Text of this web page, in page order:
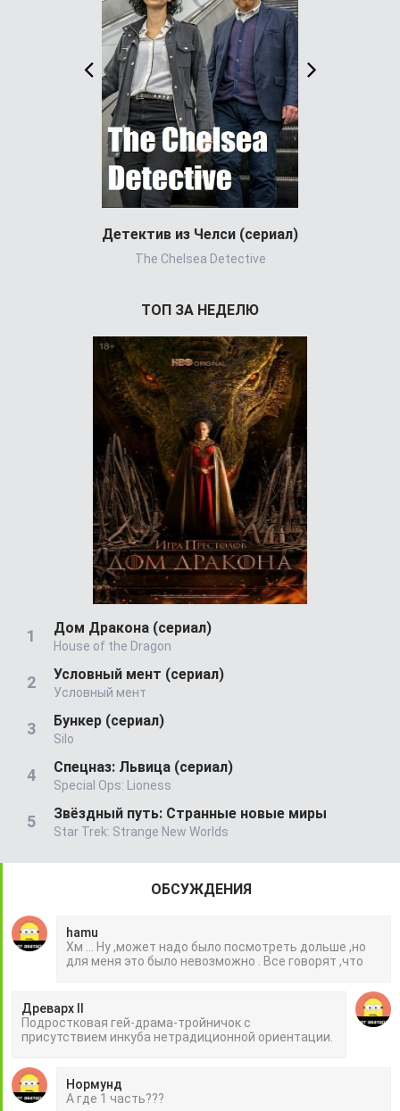
Детектив из Челси (сериал)
The Chelsea Detective
ТОП ЗА НЕДЕЛЮ
Дом Дракона (сериал)
House of the Dragon
Условный мент (сериал)
Условный мент
Бункер (сериал)
Silo
Спецназ: Львица (сериал)
Special Ops: Lioness
Звёздный путь: Странные новые миры
Star Trek: Strange New Worlds
ОБСУЖДЕНИЯ
hamu
Хм ... Ну ,может надо было посмотреть дольше ,но
для меня это было невозможно . Все говорят ,что
Древарх II
Подростковая гей-драма-тройничок с
присутствием инкуба нетрадиционной ориентации.
Нормунд
А где 1 часть???